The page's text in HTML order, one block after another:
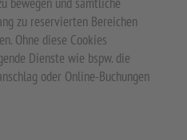
zu reservierten Bereichen
Ohne diese Cookies
Dienste wie bspw. die
oder Online-Buchungen